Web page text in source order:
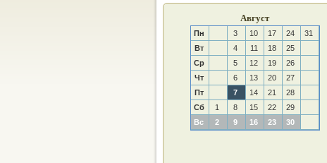
Август
Пн 3 10 17 24
31
Вт
4 11 18
25
Ср
5 12 19
26
Чт
6 13 20
27
Пт
7 14 21
28
Сб
1 8 15 22
29
Вс
2 9 16 23 30